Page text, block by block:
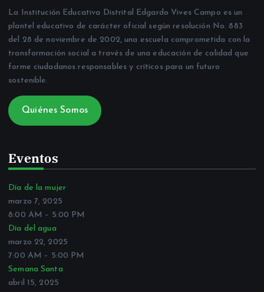
La Institución Educativa Distrital Edgardo Vives Campo es un
plantel educativo de carácter oficial según resolución No. 883
del 28 de noviembre de 2002, una escuela comprometida con la
transformación social a través de una educación de calidad que
forme ciudadanos responsables y críticos para un futuro
sostenible.
Quiénes Somos
Eventos
Día de la mujer
marzo 7, 2025
8:00 AM – 5:00 PM
Día del agua
marzo 22, 2025
7:00 AM – 5:00 PM
Semana Santa
abril 15, 2025